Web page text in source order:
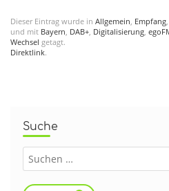
Dieser Eintrag wurde in Allgemein, Empfang,
und mit Bayern, DAB+, Digitalisierung,
Wechsel getagt.
Direktlink.
Suche